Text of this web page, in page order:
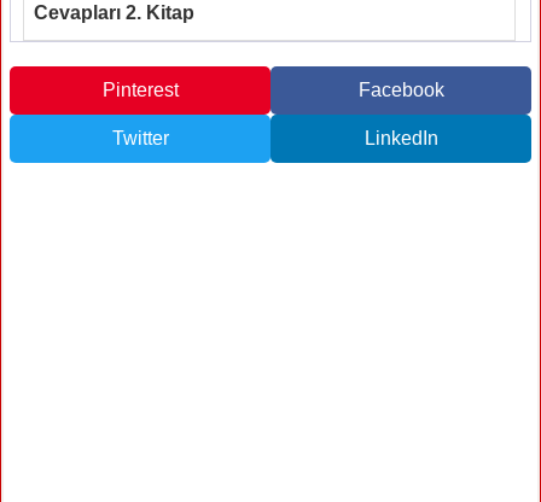
Cevapları 2. Kitap
Pinterest Facebook
Twitter LinkedIn